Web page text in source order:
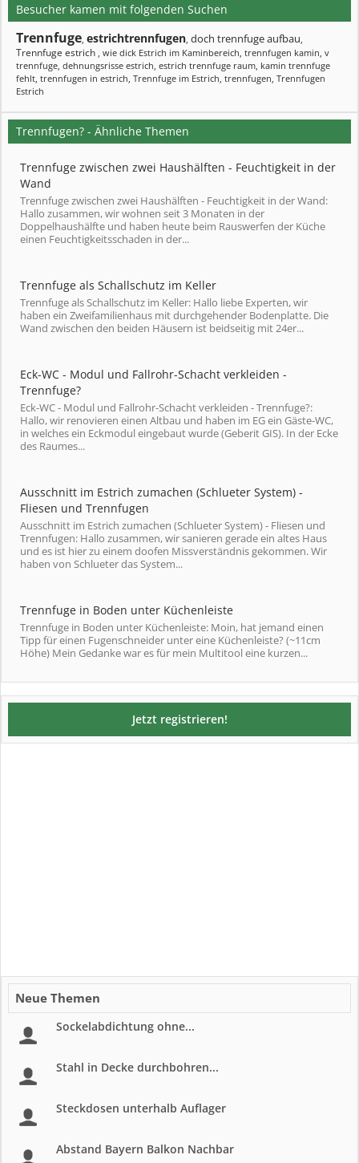
Besucher kamen mit folgenden Suchen
Trennfuge, estrichtrennfugen, doch trennfuge aufbau,
Trennfuge estrich , wie dick Estrich im Kaminbereich, trennfugen kamin, v
trennfuge, dehnungsrisse estrich, estrich trennfuge raum, kamin trennfuge
fehlt, trennfugen in estrich, Trennfuge im Estrich, trennfugen, Trennfugen
Estrich
Trennfugen? - Ähnliche Themen
Trennfuge zwischen zwei Haushälften - Feuchtigkeit in der
Wand
Trennfuge zwischen zwei Haushälften - Feuchtigkeit in der Wand:
Hallo zusammen, wir wohnen seit 3 Monaten in der
Doppelhaushälfte und haben heute beim Rauswerfen der Küche
einen Feuchtigkeitsschaden in der...
Trennfuge als Schallschutz im Keller
Trennfuge als Schallschutz im Keller: Hallo liebe Experten, wir
haben ein Zweifamilienhaus mit durchgehender Bodenplatte. Die
Wand zwischen den beiden Häusern ist beidseitig mit 24er...
Eck-WC - Modul und Fallrohr-Schacht verkleiden -
Trennfuge?
Eck-WC - Modul und Fallrohr-Schacht verkleiden - Trennfuge?:
Hallo, wir renovieren einen Altbau und haben im EG ein Gäste-WC,
in welches ein Eckmodul eingebaut wurde (Geberit GIS). In der Ecke
des Raumes...
Ausschnitt im Estrich zumachen (Schlueter System) -
Fliesen und Trennfugen
Ausschnitt im Estrich zumachen (Schlueter System) - Fliesen und
Trennfugen: Hallo zusammen, wir sanieren gerade ein altes Haus
und es ist hier zu einem doofen Missverständnis gekommen. Wir
haben von Schlueter das System...
Trennfuge in Boden unter Küchenleiste
Trennfuge in Boden unter Küchenleiste: Moin, hat jemand einen
Tipp für einen Fugenschneider unter eine Küchenleiste? (~11cm
Höhe) Mein Gedanke war es für mein Multitool eine kurzen...
Jetzt registrieren!
Neue Themen
Sockelabdichtung ohne...
Stahl in Decke durchbohren...
Steckdosen unterhalb Auflager
Abstand Bayern Balkon Nachbar